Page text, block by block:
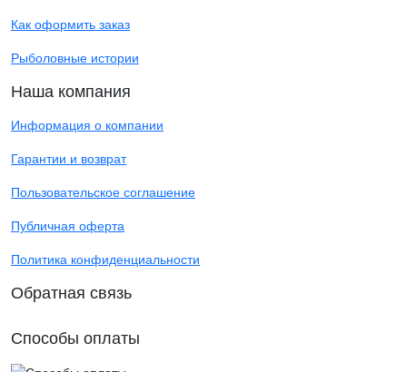
Как оформить заказ
Рыболовные истории
Наша компания
Информация о компании
Гарантии и возврат
Пользовательское соглашение
Публичная оферта
Политика конфиденциальности
Обратная связь
Способы оплаты